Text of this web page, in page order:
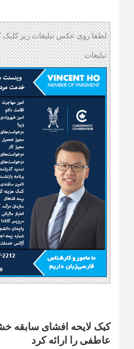
لطفا روی عکس تبلیغات زیر کلیک
تبلیغات
کبک لایحه افشای سابقه
عاطفی را ارائه کرد